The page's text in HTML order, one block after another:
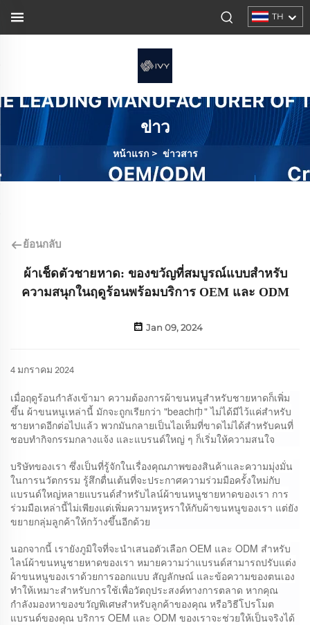
TH
ข่าว
หน้าแรก> ข่าวสาร
ย้อนกลับ
ผ้าเช็ดตัวชายหาด: ของขวัญที่สมบูรณ์แบบสำหรับ
ความสนุกในฤดูร้อนพร้อมบริการ OEM และ ODM
Jan 09, 2024
4 มกราคม 2024
เมื่อฤดูร้อนกำลังเข้ามา ความต้องการผ้าขนหนูสำหรับชายหาดก็เพิ่ม
ขึ้น ผ้าขนหนูเหล่านี้ มักจะถูกเรียกว่า "beach巾" ไม่ได้มีไว้แค่สำหรับ
ชายหาดอีกต่อไปแล้ว พวกมันกลายเป็นไอเท็มที่ขาดไม่ได้สำหรับคนที่
ชอบทำกิจกรรมกลางแจ้ง และแบรนด์ใหญ่ ๆ ก็เริ่มให้ความสนใจ
บริษัทของเรา ซึ่งเป็นที่รู้จักในเรื่องคุณภาพของสินค้าและความมุ่งมั่น
ในการนวัตกรรม รู้สึกตื่นเต้นที่จะประกาศความร่วมมือครั้งใหม่กับ
แบรนด์ใหญ่หลายแบรนด์สำหรับไลน์ผ้าขนหนูชายหาดของเรา การ
ร่วมมือเหล่านี้ไม่เพียงแต่เพิ่มความหรูหราให้กับผ้าขนหนูของเรา แต่ยัง
ขยายกลุ่มลูกค้าให้กว้างขึ้นอีกด้วย
นอกจากนี้ เรายังภูมิใจที่จะนำเสนอตัวเลือก OEM และ ODM สำหรับ
ไลน์ผ้าขนหนูชายหาดของเรา หมายความว่าแบรนด์สามารถปรับแต่ง
ผ้าขนหนูของเราด้วยการออกแบบ สัญลักษณ์ และข้อความของตนเอง
ทำให้เหมาะสำหรับการใช้เพื่อวัตถุประสงค์ทางการตลาด หากคุณ
กำลังมองหาของขวัญพิเศษสำหรับลูกค้าของคุณ หรือวิธีโปรโมต
แบรนด์ของคุณ บริการ OEM และ ODM ของเราจะช่วยให้เป็นจริงได้